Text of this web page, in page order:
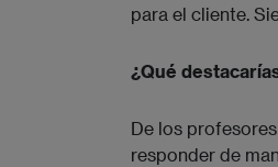
para el cliente.
¿Qué
De los
responder de